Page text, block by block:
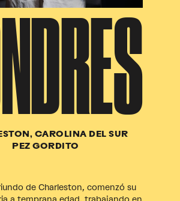
CAROLINA DEL SUR
PEZ GORDITO
de Charleston, comenzó su